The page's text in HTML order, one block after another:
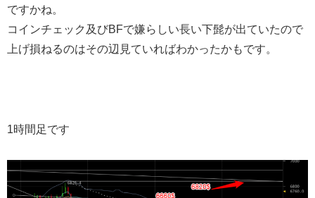
ですかね。
コインチェック及びBFで嫌らしい長い下髭が出ていたので
上げ損ねるのはその辺見ていればわかったかもです。
1時間足です